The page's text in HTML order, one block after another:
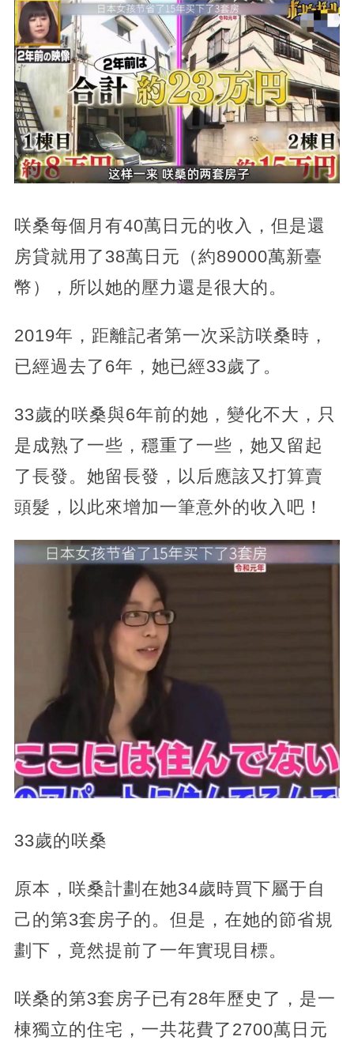
咲桑每個月有40萬日元的收入，但是還
房貸就用了38萬日元（約89000萬新臺
幣），所以她的壓力還是很大的。
2019年，距離記者第一次采訪咲桑時，
已經過去了6年，她已經33歲了。
33歲的咲桑與6年前的她，變化不大，只
是成熟了一些，穩重了一些，她又留起
了長發。她留長發，以后應該又打算賣
頭髮，以此來增加一筆意外的收入吧！
33歲的咲桑
原本，咲桑計劃在她34歲時買下屬于自
己的第3套房子的。但是，在她的節省規
劃下，竟然提前了一年實現目標。
咲桑的第3套房子已有28年歷史了，是一
棟獨立的住宅，一共花費了2700萬日元